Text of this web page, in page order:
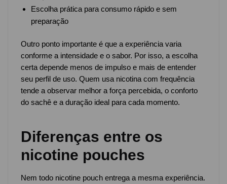
Escolha prática para consumo rápido e sem
preparação
Outro ponto importante é que a experiência varia
conforme a intensidade e o sabor. Por isso, a escolha
certa depende menos de impulso e mais de entender
seu perfil de uso. Quem usa nicotina com frequência
tende a observar melhor a força percebida, o conforto
do sachê e a duração ideal para cada momento.
Diferenças entre os
nicotine pouches
Nem todo nicotine pouch entrega a mesma experiência.